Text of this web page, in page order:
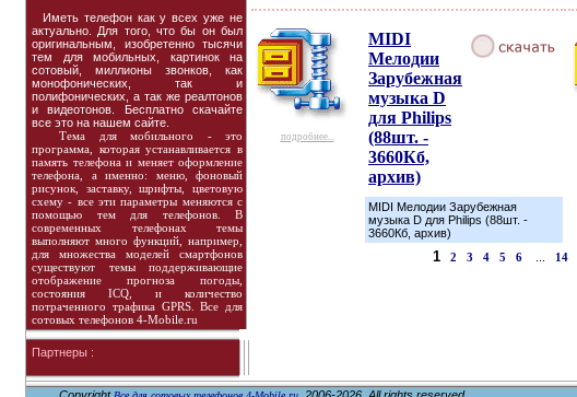
Иметь телефон как у всех уже не
актуально. Для того, что бы он был
оригинальным, изобретенно тысячи
тем для мобильных, картинок на
сотовый, миллионы звонков, как
монофонических, так и
полифонических, а так же реалтонов
и видеотонов. Бесплатно скачайте
все это на нашем сайте.
Тема для мобильного - это
программа, которая устанавливается в
память телефона и меняет оформление
телефона, а именно: меню, фоновый
рисунок, заставку, шрифты, цветовую
схему - все эти параметры меняются с
помощью тем для телефонов. В
современных телефонах темы
выполняют много функций, например,
для множества моделей смартфонов
существуют темы поддерживающие
отображение прогноза погоды,
состояния ICQ, и количество
потраченного трафика GPRS. Все для
сотовых телефонов 4-Mobile.ru
Партнеры :
подробнее...
MIDI
Мелодии
Зарубежная
музыка D
для Philips
(88шт. -
3660Кб,
архив)
MIDI Мелодии Зарубежная
музыка D для Philips (88шт. -
3660Кб, архив)
1 2 3 4 5 6... 14